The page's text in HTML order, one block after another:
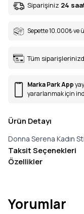
Siparişiniz 24
Sepette 10.000₺ve
Tüm
Marka Park App
yararlanmak için
Ürün Detayı
Donna Serena Kadın
Taksit Seçenekleri
Özellikler
Yorumlar